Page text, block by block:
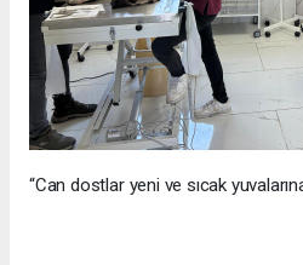
“Can dostlar yeni ve sıcak